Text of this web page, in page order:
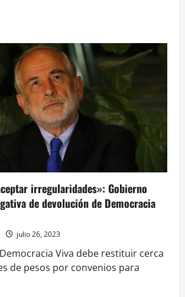
irregularidades»: Gobierno
de devolución de Democracia
julio 26, 2023
Viva debe restituir cerca
de pesos por convenios para